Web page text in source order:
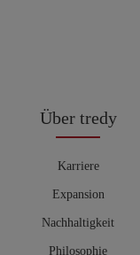
Über tredy
Karriere
Expansion
Nachhaltigkeit
Philosophie